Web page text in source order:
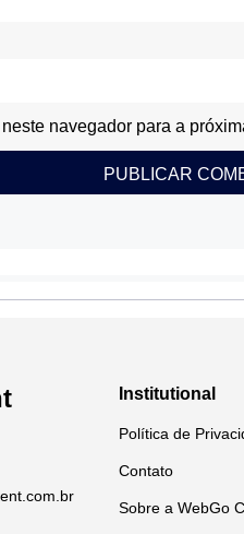
navegador para a
Institutional
Política de
Contato
Sobre a WebGo